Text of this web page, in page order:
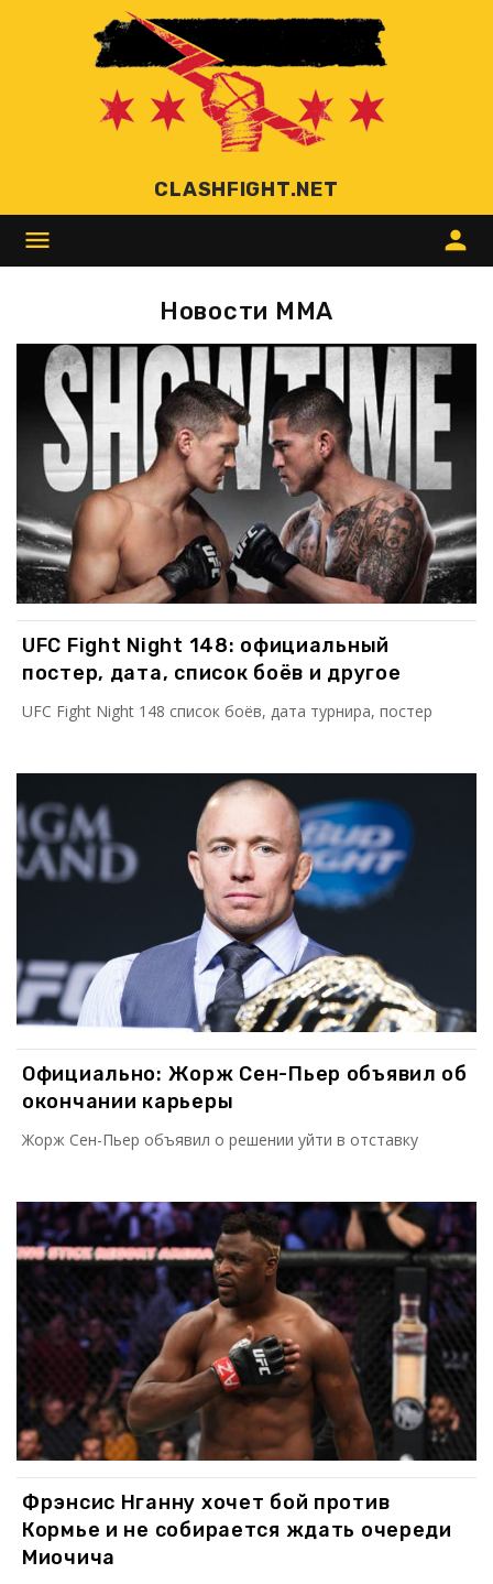
CLASHFIGHT.NET
menu person
Новости ММА
UFC Fight Night 148: официальный
постер, дата, список боёв и другое
UFC Fight Night 148 список боёв, дата турнира, постер
Официально: Жорж Сен-Пьер объявил об
окончании карьеры
Жорж Сен-Пьер объявил о решении уйти в отставку
Фрэнсис Нганну хочет бой против
Кормье и не собирается ждать очереди
Миочича